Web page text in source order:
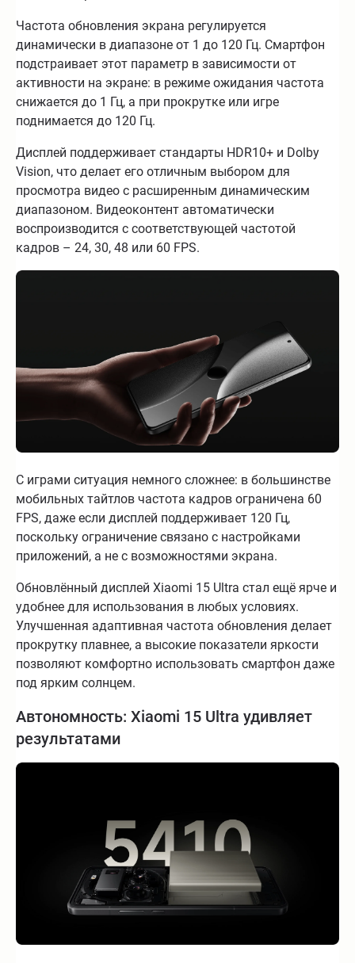
Частота обновления экрана регулируется
динамически в диапазоне от 1 до 120 Гц. Смартфон
подстраивает этот параметр в зависимости от
активности на экране: в режиме ожидания частота
снижается до 1 Гц, а при прокрутке или игре
поднимается до 120 Гц.
Дисплей поддерживает стандарты HDR10+ и Dolby
Vision, что делает его отличным выбором для
просмотра видео с расширенным динамическим
диапазоном. Видеоконтент автоматически
воспроизводится с соответствующей частотой
кадров – 24, 30, 48 или 60 FPS.
С играми ситуация немного сложнее: в большинстве
мобильных тайтлов частота кадров ограничена 60
FPS, даже если дисплей поддерживает 120 Гц,
поскольку ограничение связано с настройками
приложений, а не с возможностями экрана.
Обновлённый дисплей Xiaomi 15 Ultra стал ещё ярче и
удобнее для использования в любых условиях.
Улучшенная адаптивная частота обновления делает
прокрутку плавнее, а высокие показатели яркости
позволяют комфортно использовать смартфон даже
под ярким солнцем.
Автономность: Xiaomi 15 Ultra удивляет
результатами